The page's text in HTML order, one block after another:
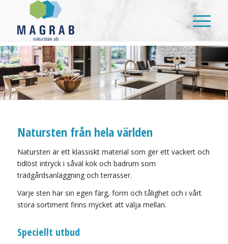
Natursten från hela världen
Natursten är ett klassiskt material som ger ett vackert och
tidlöst intryck i såväl kök och badrum som
trädgårdsanläggning och terrasser.
Varje sten har sin egen färg, form och tålighet och i vårt
stora sortiment finns mycket att välja mellan.
Speciellt utbud